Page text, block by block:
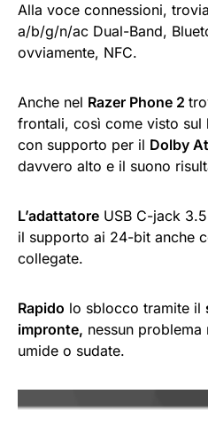
Alla voce connessioni,
a/b/g/n/ac Dual-Band,
ovviamente, NFC.
Anche nel Razer Phone 2
frontali, così come visto sul
con supporto per il Dolby
davvero alto e il suono
L’adattatore USB C-jack
il supporto ai 24-bit anche
collegate.
Rapido lo sblocco tramite il
impronte, nessun problema
umide o sudate.